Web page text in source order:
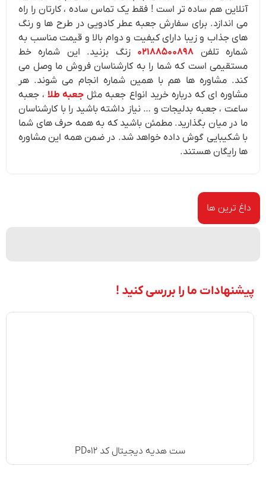
آنلاین هم ساده تر است ! فقط یک تماس ساده ، کارتان را راه
می اندازد. برای سفارش جعبه عطر کادویی در طرح ها و رنگ
های جذاب و زیبا دارای کیفیت و دوام بالا و قیمت مناسب به
شماره تلفن ۰۲۱۸۸۵۰۰۸۹۸ زنگ بزنید. این شماره خط
مستقیمی است که شما را به کارشناسان فروش ما وصل می
کند. مشاوره ها هم با همین شماره انجام می شوند. هر
مشاوره ای که درباره خرید انواع جعبه مثل جعبه طلا، جعبه
ساعت ، جعبه بدلیجات و … نیاز داشته باشید را با کارشناسان
ما در میان بگذارید. مطمئن باشید که به همه حرف های شما
با شکیبایی گوش داده خواهد شد. در ضمن همه این مشاوره
ها رایگان هستند.
داغ ترین ها
پیشنهادات ما را بررسی کنید !
ست هدیه دیجیتال کد PD۰۱۲